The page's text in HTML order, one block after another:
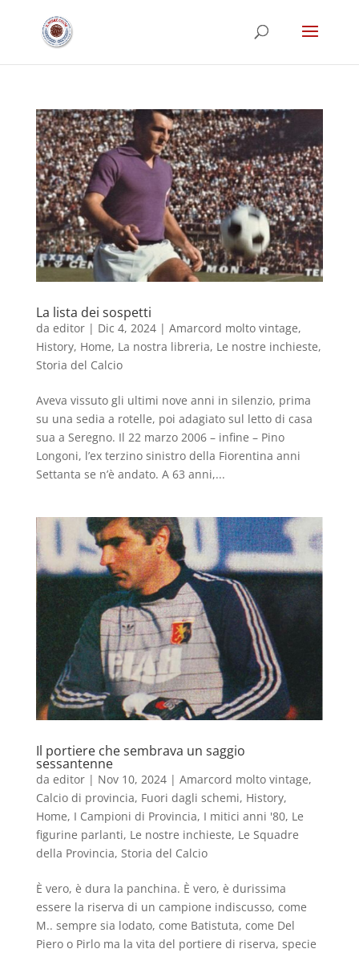
La lista dei sospetti
da editor| Dic 4, 2024| Amarcord molto vintage,
History, Home, La nostra libreria, Le nostre inchieste,
Storia del Calcio
Aveva vissuto gli ultimi nove anni in silenzio, prima
su una sedia a rotelle, poi adagiato sul letto di casa
sua a Seregno. Il 22 marzo 2006 – infine – Pino
Longoni, l’ex terzino sinistro della Fiorentina anni
Settanta se n’è andato. A 63 anni,...
Il portiere che sembrava un saggio
sessantenne
da editor| Nov 10, 2024| Amarcord molto vintage,
Calcio di provincia, Fuori dagli schemi, History,
Home, I Campioni di Provincia, I mitici anni '80, Le
figurine parlanti, Le nostre inchieste, Le Squadre
della Provincia, Storia del Calcio
È vero, è dura la panchina. È vero, è durissima
essere la riserva di un campione indiscusso, come
M.. sempre sia lodato, come Batistuta, come Del
Piero o Pirlo ma la vita del portiere di riserva, specie